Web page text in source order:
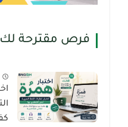
فرص مقترحة لك